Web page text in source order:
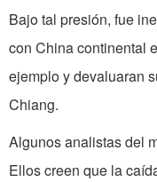
Bajo tal presión, fue
con China continental
ejemplo y devaluaran
Chiang.
Algunos analistas del
Ellos creen que la